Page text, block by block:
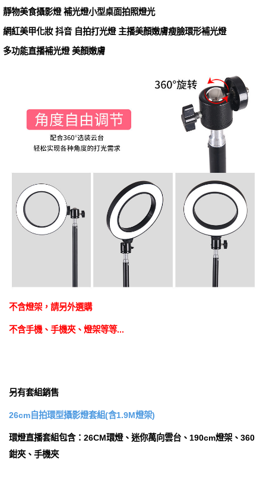
靜物美食攝影燈 補光燈小型桌面拍照燈光
網紅美甲化妝 抖音 自拍打光燈 主播美顏嫩膚瘦臉環形補光燈
多功能直播補光燈 美顏嫩膚
不含燈架，請另外選購
不含手機、手機夾、燈架等等...
另有套組銷售
26cm自拍環型攝影燈套組(含1.9M燈架)
環燈直播套組包含：26CM環燈、迷你萬向雲台、190cm燈架、360
鉗夾、手機夾